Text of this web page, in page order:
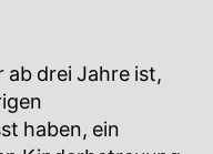
drei Jahre ist,
haben, ein